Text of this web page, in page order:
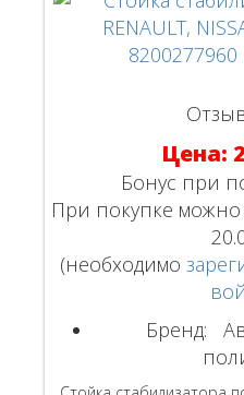
Цена:
Бонус при
При покупке можно
(необходимо
Бренд: